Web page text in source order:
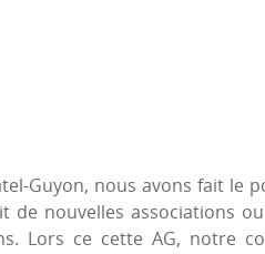
Guyon, nous avons fait le
nouvelles associations
Lors ce cette AG, notre